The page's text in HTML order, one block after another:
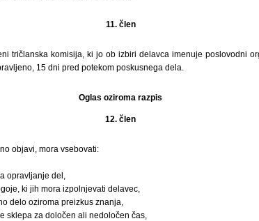
11. člen
tričlanska komisija, ki jo ob izbiri delavca imenuje poslovodni
15 dni pred potekom poskusnega dela.
Oglas oziroma razpis
12. člen
objavi, mora vsebovati:
opravljanje del,
ki jih mora izpolnjevati delavec,
delo oziroma preizkus znanja,
sklepa za določen ali nedoločen čas,